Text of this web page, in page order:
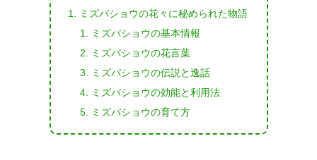
ミズバショウの花々に秘められた物語
ミズバショウの基本情報
ミズバショウの花言葉
ミズバショウの伝説と逸話
ミズバショウの効能と利用法
ミズバショウの育て方